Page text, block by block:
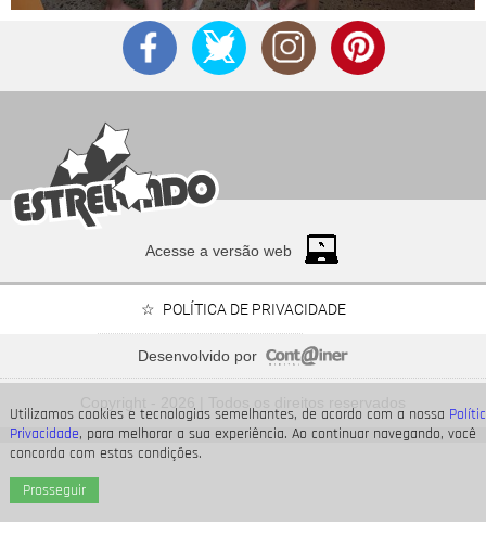
Utilizamos cookies e tecnologias semelhantes, de acordo com a nossa
Privacidade, para melhorar a sua experiência. Ao continuar navegando, você
concorda com estas condições.
Prosseguir
Relacionamento com Alice Carvalho e mais.... Veja o que
Acesse a versão web
POLÍTICA DE PRIVACIDADE
Desenvolvido por